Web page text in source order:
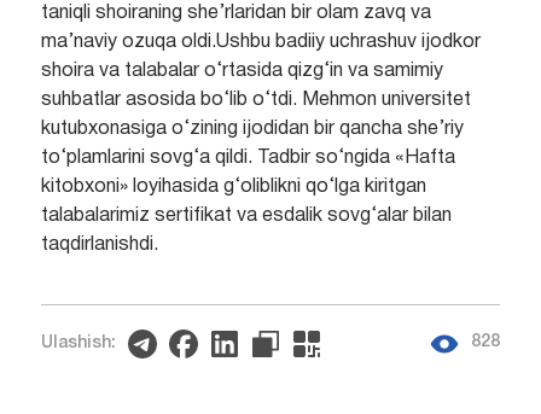
taniqli shoiraning she’rlaridan bir olam zavq va
ma’naviy ozuqa oldi.Ushbu badiiy uchrashuv ijodkor
shoira va talabalar o‘rtasida qizg‘in va samimiy
suhbatlar asosida bo‘lib o‘tdi. Mehmon universitet
kutubxonasiga o‘zining ijodidan bir qancha she’riy
to‘plamlarini sovg‘a qildi. Tadbir so‘ngida «Hafta
kitobxoni» loyihasida g‘oliblikni qo‘lga kiritgan
talabalarimiz sertifikat va esdalik sovg‘alar bilan
taqdirlanishdi.
Ulashish: 828